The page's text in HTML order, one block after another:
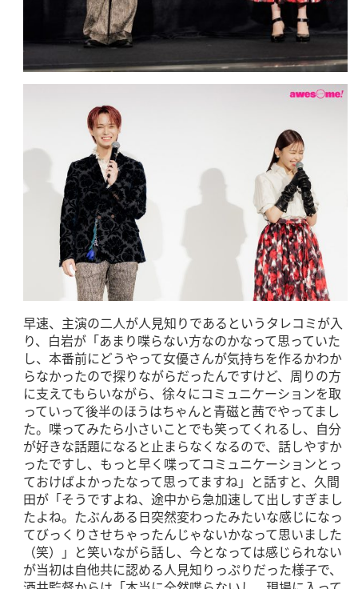
早速、主演の二人が人見知りであるというタレコミが入
り、白岩が「あまり喋らない方なのかなって思っていた
し、本番前にどうやって女優さんが気持ちを作るかわか
らなかったので探りながらだったんですけど、周りの方
に支えてもらいながら、徐々にコミュニケーションを取
っていって後半のほうはちゃんと青磁と茜でやってまし
た。喋ってみたら小さいことでも笑ってくれるし、自分
が好きな話題になると止まらなくなるので、話しやすか
ったですし、もっと早く喋ってコミュニケーションとっ
ておけばよかったなって思ってますね」と話すと、久間
田が「そうですよね、途中から急加速して出しすぎまし
たよね。たぶんある日突然変わったみたいな感じになっ
てびっくりさせちゃったんじゃないかなって思いました
（笑）」と笑いながら話し、今となっては感じられない
が当初は自他共に認める人見知りっぷりだった様子で、